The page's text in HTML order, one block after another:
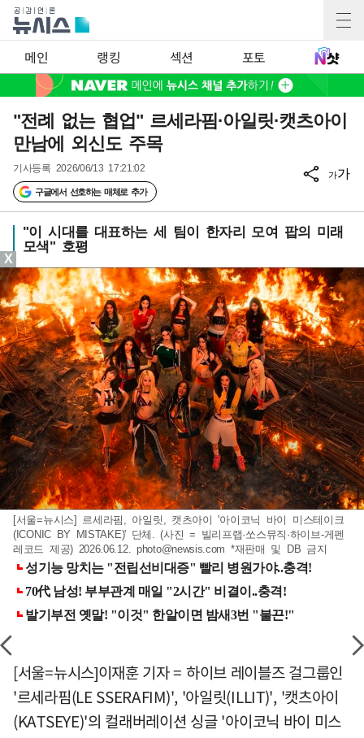
메인 랭킹 섹션 포토
"전례 없는 협업" 르세라핌·아일릿·캣츠아이
만남에 외신도 주목
기사등록 2026/06/13 17:21:02
구글에서 선호하는 매체로 추가
가가
"이 시대를 대표하는 세 팀이 한자리 모여 팝의 미래
모색" 호평
[서울=뉴시스] 르세라핌, 아일릿, 캣츠아이 '아이코닉 바이 미스테이크
(ICONIC BY MISTAKE)' 단체. (사진 = 빌리프랩·쏘스뮤직·하이브-게펜
레코드 제공) 2026.06.12. photo@newsis.com *재판매 및 DB 금지
[서울=뉴시스]이재훈 기자 = 하이브 레이블즈 걸그룹인
'르세라핌(LE SSERAFIM)', '아일릿(ILLIT)', '캣츠아이
(KATSEYE)'의 컬래버레이션 싱글 '아이코닉 바이 미스
X